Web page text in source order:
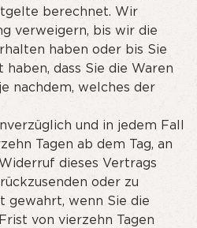
berechnet. Wir
verweigern, bis wir die
haben oder bis Sie
dass Sie die Waren
nachdem, welches der
und in jedem Fall
Tagen ab dem Tag, an
dieses Vertrags
oder zu
gewahrt, wenn Sie die
von vierzehn Tagen